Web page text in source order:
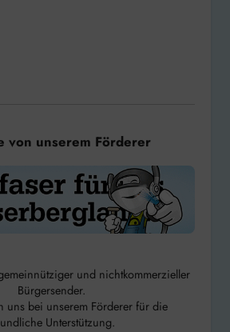
von unserem Förderer
und nichtkommerzieller
Bürgersender.
uns bei unserem Förderer für die
Unterstützung.